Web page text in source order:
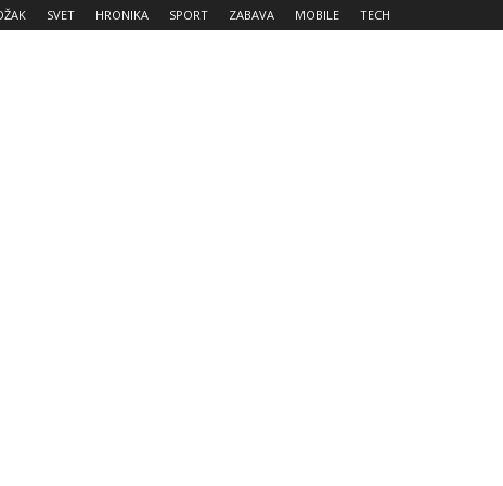
SVET HRONIKA SPORT ZABAVA MOBILE TECH